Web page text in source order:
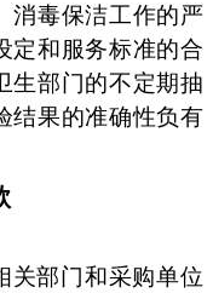
消毒保洁工作的严
定和服务标准的合
生部门的不定期抽
结果的准确性负有
关部门和采购单位